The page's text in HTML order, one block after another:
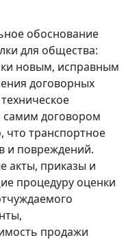
обоснование
для общества:
новым, исправным
договорных
самим договором
что транспортное
и повреждений.
акты, приказы и
процедуру оценки
продажи